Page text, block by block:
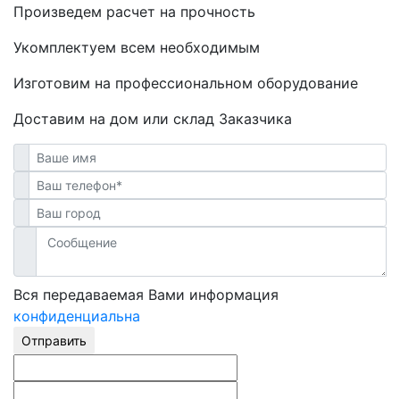
Произведем расчет на прочность
Укомплектуем всем необходимым
Изготовим на профессиональном оборудование
Доставим на дом или склад Заказчика
Вся передаваемая Вами информация
конфиденциальна
Отправить